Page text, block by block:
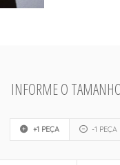
INFORME O
+1 PEÇA -1 PEÇA